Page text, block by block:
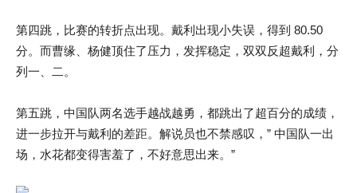
第四跳，比赛的转折点出现。戴利出现小失误，得到 80.50
分。而曹缘、杨健顶住了压力，发挥稳定，双双反超戴利，分
列一、二。
第五跳，中国队两名选手越战越勇，都跳出了超百分的成绩，
进一步拉开与戴利的差距。解说员也不禁感叹，” 中国队一出
场，水花都变得害羞了，不好意思出来。”